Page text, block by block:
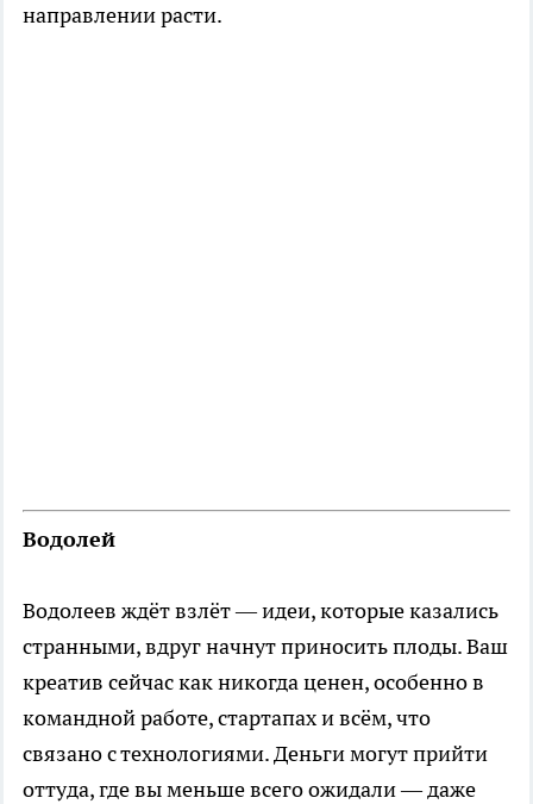
направлении расти.
Водолей
Водолеев ждёт взлёт — идеи, которые казались
странными, вдруг начнут приносить плоды. Ваш
креатив сейчас как никогда ценен, особенно в
командной работе, стартапах и всём, что
связано с технологиями. Деньги могут прийти
оттуда, где вы меньше всего ожидали — даже